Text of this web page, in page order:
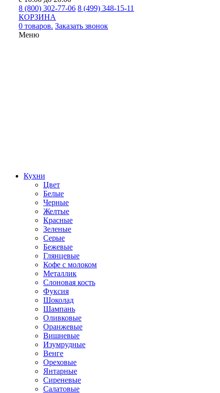
8 (800) 302-77-06 8 (499) 348-15-11
КОРЗИНА
0 товаров. Заказать звонок
Меню
Кухни
Цвет
Белые
Черные
Желтые
Красные
Зеленые
Серые
Бежевые
Глянцевые
Кофе с молоком
Металлик
Слоновая кость
Фуксия
Шоколад
Шампань
Оливковые
Оранжевые
Вишневые
Изумрудные
Венге
Ореховые
Янтарные
Сиреневые
Салатовые